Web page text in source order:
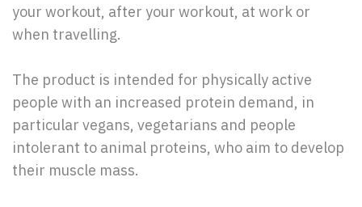
your workout, after your workout, at work or
when travelling.
The product is intended for physically active
people with an increased protein demand, in
particular vegans, vegetarians and people
intolerant to animal proteins, who aim to develop
their muscle mass.